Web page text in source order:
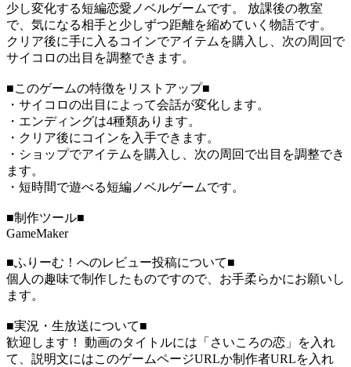
少し変化する短編恋愛ノベルゲームです。 放課後の教室
で、気になる相手と少しずつ距離を縮めていく物語です。
クリア後に手に入るコインでアイテムを購入し、次の周回で
サイコロの出目を調整できます。
■このゲームの特徴をリストアップ■
・サイコロの出目によって会話が変化します。
・エンディングは4種類あります。
・クリア後にコインを入手できます。
・ショップでアイテムを購入し、次の周回で出目を調整でき
ます。
・短時間で遊べる短編ノベルゲームです。
■制作ツール■
GameMaker
■ふりーむ！へのレビュー投稿について■
個人の趣味で制作したものですので、お手柔らかにお願いし
ます。
■実況・生放送について■
歓迎します！ 動画のタイトルには「さいころの恋」を入れ
て、説明文にはこのゲームページURLか制作者URLを入れ